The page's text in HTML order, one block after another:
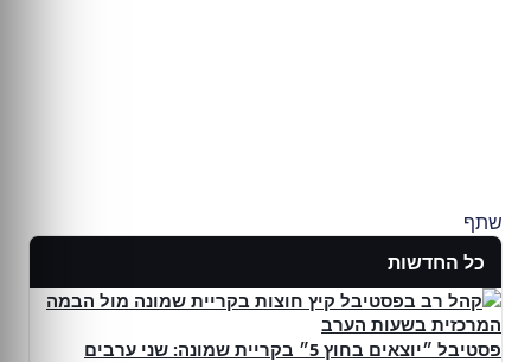
שתף
כל החדשות
פסטיבל ״יוצאים בחוץ 5״ בקריית שמונה: שני ערבים